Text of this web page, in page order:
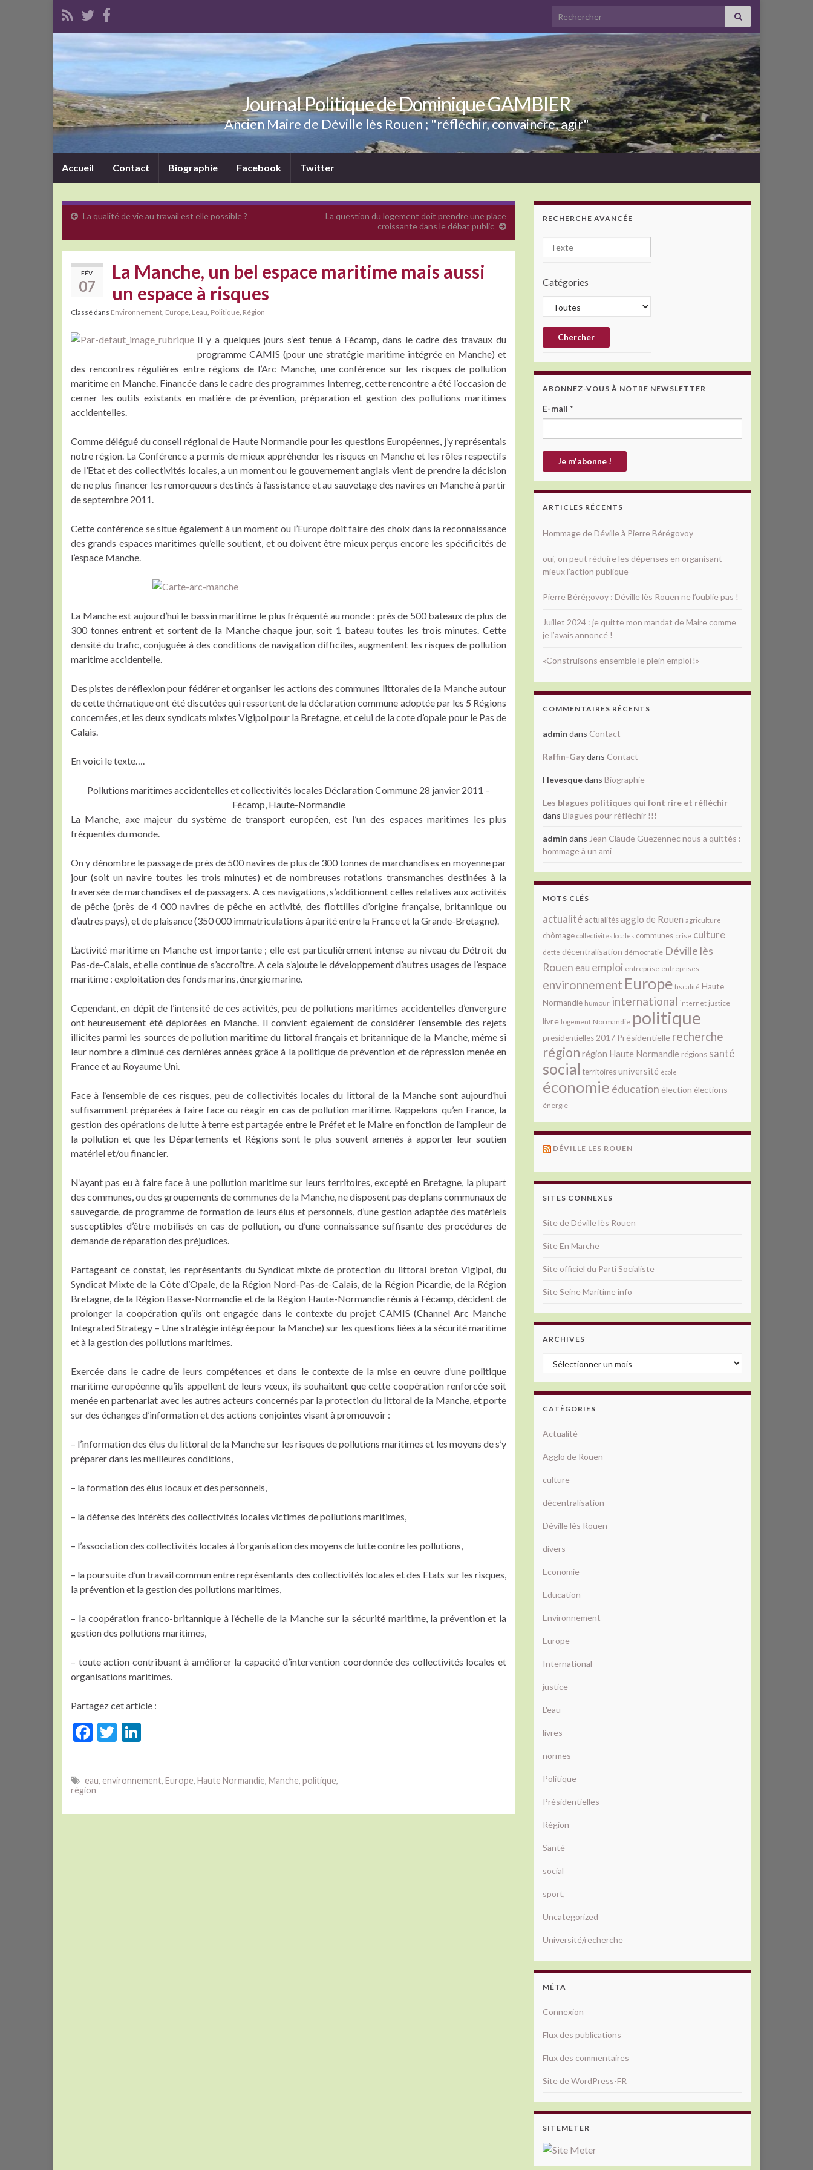
Search for:
Journal Politique de Dominique GAMBIER
Ancien Maire de Déville lès Rouen ; "réfléchir, convaincre, agir"
Accueil Contact Biographie Facebook Twitter
La qualité de vie au travail est elle possible ?
La question du logement doit prendre une place
croissante dans le débat public
FÉV
07
La Manche, un bel espace maritime mais aussi
un espace à risques
Classé dans Environnement, Europe, L'eau, Politique, Région
Il y a quelques jours s’est tenue à Fécamp, dans le cadre des travaux du
programme CAMIS (pour une stratégie maritime intégrée en Manche) et
des rencontres régulières entre régions de l’Arc Manche, une conférence sur les risques de pollution
maritime en Manche. Financée dans le cadre des programmes Interreg, cette rencontre a été l’occasion de
cerner les outils existants en matière de prévention, préparation et gestion des pollutions maritimes
accidentelles.
Comme délégué du conseil régional de Haute Normandie pour les questions Européennes, j’y représentais
notre région. La Conférence a permis de mieux appréhender les risques en Manche et les rôles respectifs
de l’Etat et des collectivités locales, a un moment ou le gouvernement anglais vient de prendre la décision
de ne plus financer les remorqueurs destinés à l’assistance et au sauvetage des navires en Manche à partir
de septembre 2011.
Cette conférence se situe également à un moment ou l’Europe doit faire des choix dans la reconnaissance
des grands espaces maritimes qu’elle soutient, et ou doivent être mieux perçus encore les spécificités de
l’espace Manche.
La Manche est aujourd’hui le bassin maritime le plus fréquenté au monde : près de 500 bateaux de plus de
300 tonnes entrent et sortent de la Manche chaque jour, soit 1 bateau toutes les trois minutes. Cette
densité du trafic, conjuguée à des conditions de navigation difficiles, augmentent les risques de pollution
maritime accidentelle.
Des pistes de réflexion pour fédérer et organiser les actions des communes littorales de la Manche autour
de cette thématique ont été discutées qui ressortent de la déclaration commune adoptée par les 5 Régions
concernées, et les deux syndicats mixtes Vigipol pour la Bretagne, et celui de la cote d’opale pour le Pas de
Calais.
En voici le texte….
Pollutions maritimes accidentelles et collectivités locales Déclaration Commune 28 janvier 2011 –
Fécamp, Haute-Normandie
La Manche, axe majeur du système de transport européen, est l’un des espaces maritimes les plus
fréquentés du monde.
On y dénombre le passage de près de 500 navires de plus de 300 tonnes de marchandises en moyenne par
jour (soit un navire toutes les trois minutes) et de nombreuses rotations transmanches destinées à la
traversée de marchandises et de passagers. A ces navigations, s’additionnent celles relatives aux activités
de pêche (près de 4 000 navires de pêche en activité, des flottilles d’origine française, britannique ou
d’autres pays), et de plaisance (350 000 immatriculations à parité entre la France et la Grande-Bretagne).
L’activité maritime en Manche est importante ; elle est particulièrement intense au niveau du Détroit du
Pas-de-Calais, et elle continue de s’accroître. A cela s’ajoute le développement d’autres usages de l’espace
maritime : exploitation des fonds marins, énergie marine.
Cependant, en dépit de l’intensité de ces activités, peu de pollutions maritimes accidentelles d’envergure
ont heureusement été déplorées en Manche. Il convient également de considérer l’ensemble des rejets
illicites parmi les sources de pollution maritime du littoral français et britannique de la Manche, même si
leur nombre a diminué ces dernières années grâce à la politique de prévention et de répression menée en
France et au Royaume Uni.
Face à l’ensemble de ces risques, peu de collectivités locales du littoral de la Manche sont aujourd’hui
suffisamment préparées à faire face ou réagir en cas de pollution maritime. Rappelons qu’en France, la
gestion des opérations de lutte à terre est partagée entre le Préfet et le Maire en fonction de l’ampleur de
la pollution et que les Départements et Régions sont le plus souvent amenés à apporter leur soutien
matériel et/ou financier.
N’ayant pas eu à faire face à une pollution maritime sur leurs territoires, excepté en Bretagne, la plupart
des communes, ou des groupements de communes de la Manche, ne disposent pas de plans communaux de
sauvegarde, de programme de formation de leurs élus et personnels, d’une gestion adaptée des matériels
susceptibles d’être mobilisés en cas de pollution, ou d’une connaissance suffisante des procédures de
demande de réparation des préjudices.
Partageant ce constat, les représentants du Syndicat mixte de protection du littoral breton Vigipol, du
Syndicat Mixte de la Côte d’Opale, de la Région Nord-Pas-de-Calais, de la Région Picardie, de la Région
Bretagne, de la Région Basse-Normandie et de la Région Haute-Normandie réunis à Fécamp, décident de
prolonger la coopération qu’ils ont engagée dans le contexte du projet CAMIS (Channel Arc Manche
Integrated Strategy – Une stratégie intégrée pour la Manche) sur les questions liées à la sécurité maritime
et à la gestion des pollutions maritimes.
Exercée dans le cadre de leurs compétences et dans le contexte de la mise en œuvre d’une politique
maritime européenne qu’ils appellent de leurs vœux, ils souhaitent que cette coopération renforcée soit
menée en partenariat avec les autres acteurs concernés par la protection du littoral de la Manche, et porte
sur des échanges d’information et des actions conjointes visant à promouvoir :
– l’information des élus du littoral de la Manche sur les risques de pollutions maritimes et les moyens de s’y
préparer dans les meilleures conditions,
– la formation des élus locaux et des personnels,
– la défense des intérêts des collectivités locales victimes de pollutions maritimes,
– l’association des collectivités locales à l’organisation des moyens de lutte contre les pollutions,
– la poursuite d’un travail commun entre représentants des collectivités locales et des Etats sur les risques,
la prévention et la gestion des pollutions maritimes,
– la coopération franco-britannique à l’échelle de la Manche sur la sécurité maritime, la prévention et la
gestion des pollutions maritimes,
– toute action contribuant à améliorer la capacité d’intervention coordonnée des collectivités locales et
organisations maritimes.
Partagez cet article :
F
b
o
T
itt
er
ke
dI
n
eau, environnement, Europe, Haute Normandie, Manche, politique,
région
RECHERCHE AVANCÉE
Catégories
ABONNEZ-VOUS À NOTRE NEWSLETTER
E-mail *
ARTICLES RÉCENTS
Hommage de Déville à Pierre Bérégovoy
oui, on peut réduire les dépenses en organisant
mieux l’action publique
Pierre Bérégovoy : Déville lès Rouen ne l’oublie pas !
Juillet 2024 : je quitte mon mandat de Maire comme
je l’avais annoncé !
«Construisons ensemble le plein emploi !»
COMMENTAIRES RÉCENTS
admin dans Contact
Raffin-Gaydans Contact
l levesquedans Biographie
Les blagues politiques qui font rire et réfléchir
dans Blagues pour réfléchir !!!
admin dans Jean Claude Guezennec nous a quittés :
hommage à un ami
MOTS CLÉS
actualité actualitésagglo de Rouen agriculture
chômage collectivités locales communes crise culture
dette décentralisation démocratie Déville lès
Rouen eau emploi entreprise entreprises
environnement Europe fiscalité Haute
Normandie humour international internet justice
livre logement Normandie politique
presidentielles 2017 Présidentielle recherche
région région Haute Normandie régions santé
social territoiresuniversité école
économie éducation élection élections
énergie
DÉVILLE LES ROUEN
SITES CONNEXES
Site de Déville lès Rouen
Site En Marche
Site officiel du Parti Socialiste
Site Seine Maritime info
ARCHIVES
Archives
CATÉGORIES
Actualité
Agglo de Rouen
culture
décentralisation
Déville lès Rouen
divers
Economie
Education
Environnement
Europe
International
justice
L'eau
livres
normes
Politique
Présidentielles
Région
Santé
social
sport,
Uncategorized
Université/recherche
MÉTA
Connexion
Flux des publications
Flux des commentaires
Site de WordPress-FR
SITEMETER